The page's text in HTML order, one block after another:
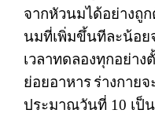
จากหัวนมได้อย่างถูก
นมที่เพิ่มขึ้นทีละน้อ
เวลาทดลองทุกอย่าง
ย่อยอาหารร่างกาย
ประมาณวันที่ 10 เป็